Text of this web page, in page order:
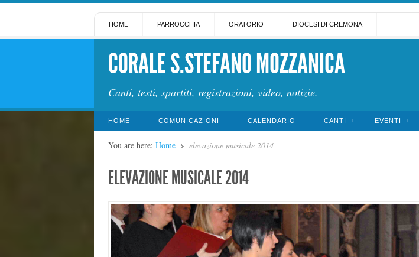
HOME PARROCCHIA ORATORIO DIOCESI DI CREMONA
CORALE S.STEFANO MOZZANICA
Canti, testi, spartiti, registrazioni, video, notizie.
HOME COMUNICAZIONI CALENDARIO CANTI EVENTI
You are here: Home elevazione musicale 2014
ELEVAZIONE MUSICALE 2014